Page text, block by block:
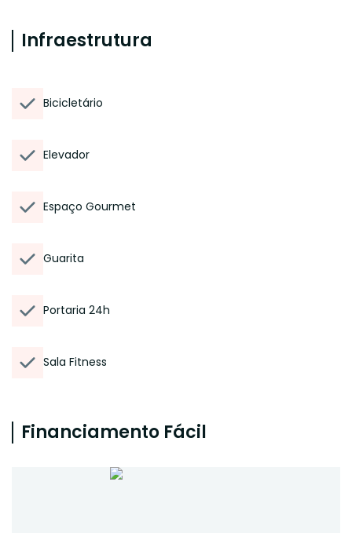
Infraestrutura
Bicicletário
Elevador
Espaço Gourmet
Guarita
Portaria 24h
Sala Fitness
Financiamento Fácil